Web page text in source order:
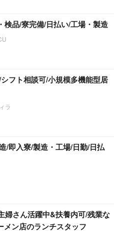
検品/寮完備/日払い/工場・製造
フト相談可/小規模多機能型居
ラ
/即入寮/製造・工場/日勤/日払
婦さん活躍中&扶養内可/残業な
メン店のランチスタッフ